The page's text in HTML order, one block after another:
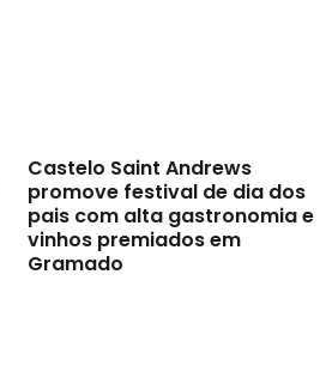
Castelo Saint Andrews
promove festival de dia dos
pais com alta gastronomia e
vinhos premiados em
Gramado